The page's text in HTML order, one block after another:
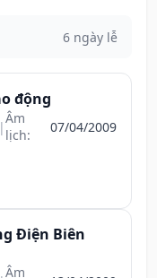
6 ngày lễ
động
|Âm
lịch:
07/04/2009
Điện Biên
Âm